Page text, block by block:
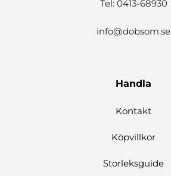
Tel: 0413-68930
info@dobsom.se
Handla
Kontakt
Köpvillkor
Storleksguide